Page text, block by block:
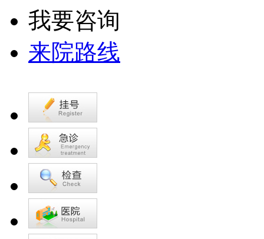
我要咨询
来院路线